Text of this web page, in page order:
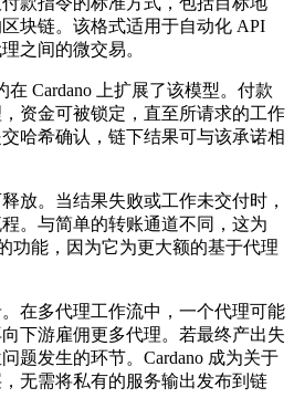
块链。该格式适用于自动化 API
之间的微交易。
在 Cardano 上扩展了该模型。付款
资金可被锁定，直至所请求的工作
哈希确认，链下结果可与该承诺相
放。当结果失败或工作未交付时，
。与简单的转账通道不同，这为
功能，因为它为更大额的基于代理
在多代理工作流中，一个代理可能
下游雇佣更多代理。若最终产出失
题发生的环节。Cardano 成为关于
无需将私有的服务输出发布到链